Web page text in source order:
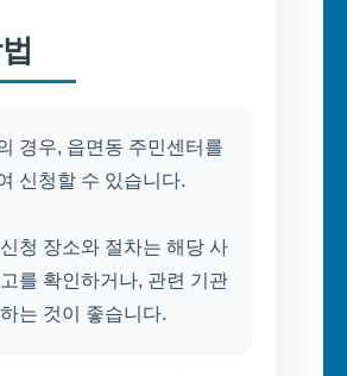
경우, 읍면동 주민센터를
신청할 수 있습니다.
청 장소와 절차는 해당 사
를 확인하거나, 관련 기관
는 것이 좋습니다.